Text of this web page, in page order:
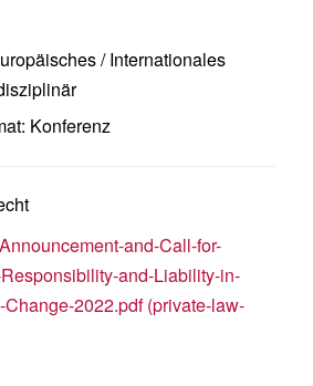
/ Internationales
Konferenz
and-Call-for-
and-Liability-in-
2022.pdf (private-law-